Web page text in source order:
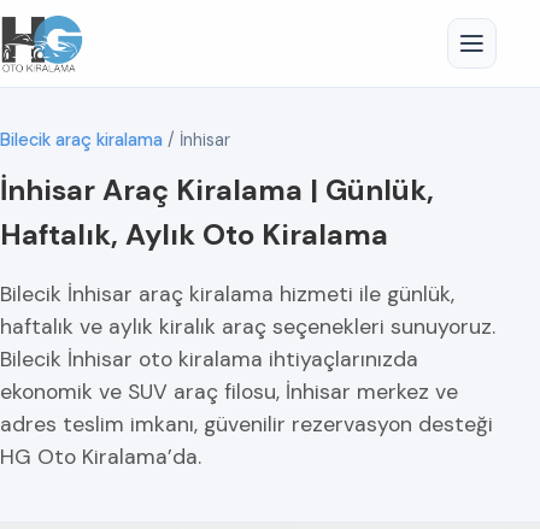
Bilecik araç kiralama / İnhisar
İnhisar Araç Kiralama | Günlük,
Haftalık, Aylık Oto Kiralama
Bilecik İnhisar araç kiralama hizmeti ile günlük,
haftalık ve aylık kiralık araç seçenekleri sunuyoruz.
Bilecik İnhisar oto kiralama ihtiyaçlarınızda
ekonomik ve SUV araç filosu, İnhisar merkez ve
adres teslim imkanı, güvenilir rezervasyon desteği
HG Oto Kiralama’da.